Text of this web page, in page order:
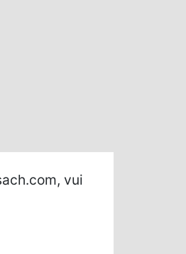
vui